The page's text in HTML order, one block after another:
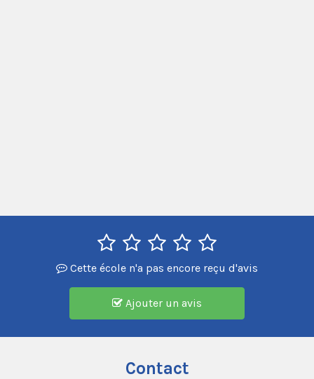
Cette école n'a pas encore reçu d'avis
Ajouter un avis
Contact